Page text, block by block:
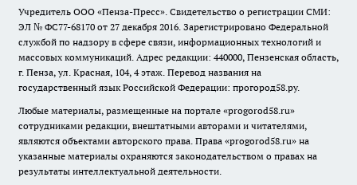
Учредитель ООО «Пенза-Пресс». Свидетельство о регистрации СМИ:
ЭЛ № ФС77-68170 от 27 декабря 2016. Зарегистрировано Федеральной
службой по надзору в сфере связи, информационных технологий и
массовых коммуникаций. Адрес редакции: 440000, Пензенская область,
г. Пенза, ул. Красная, 104, 4 этаж. Перевод названия на
государственный язык Российской Федерации: прогород58.ру.
Любые материалы, размещенные на портале «progorod58.ru»
сотрудниками редакции, внештатными авторами и читателями,
являются объектами авторского права. Права «progorod58.ru» на
указанные материалы охраняются законодательством о правах на
результаты интеллектуальной деятельности.